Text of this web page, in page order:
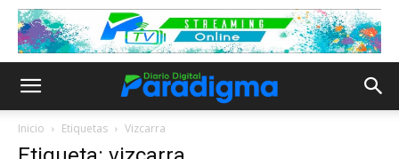
Inicio Etiquetas Vizcarra